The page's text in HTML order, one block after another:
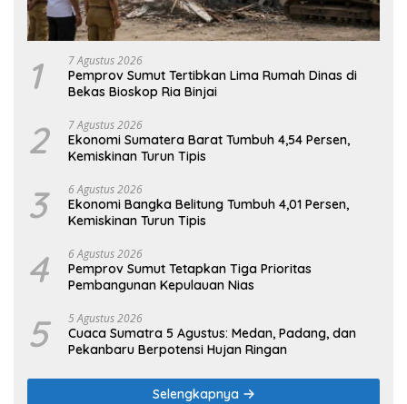
1 7 Agustus 2026
Pemprov Sumut Tertibkan Lima Rumah Dinas di
Bekas Bioskop Ria Binjai
2 7 Agustus 2026
Ekonomi Sumatera Barat Tumbuh 4,54 Persen,
Kemiskinan Turun Tipis
3 6 Agustus 2026
Ekonomi Bangka Belitung Tumbuh 4,01 Persen,
Kemiskinan Turun Tipis
4 6 Agustus 2026
Pemprov Sumut Tetapkan Tiga Prioritas
Pembangunan Kepulauan Nias
5 5 Agustus 2026
Cuaca Sumatra 5 Agustus: Medan, Padang, dan
Pekanbaru Berpotensi Hujan Ringan
Selengkapnya